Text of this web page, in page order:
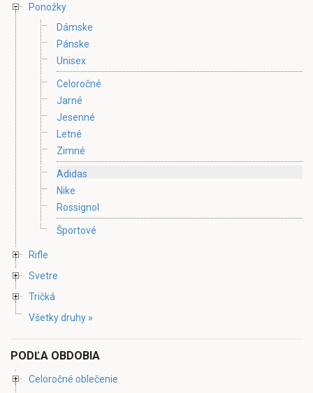
Ponožky
Dámske
Pánske
Unisex
Celoročné
Jarné
Jesenné
Letné
Zimné
Adidas
Nike
Rossignol
Športové
Rifle
Svetre
Tričká
Všetky druhy »
PODĽA OBDOBIA
Celoročné oblečenie